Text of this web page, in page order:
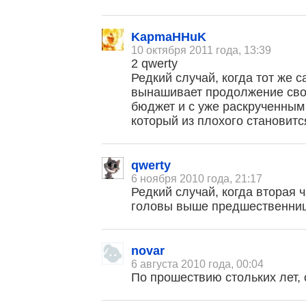
KapmaHHuK
10 октября 2011 года, 13:39
2 qwerty
Редкий случай, когда тот же
вынашивает продолжение
бюджет и с уже
который из плохого
qwerty
6 ноября 2010 года, 21:17
Редкий случай, когда вторая
головы выше
novar
6 августа 2010 года, 00:04
По прошествию стольких